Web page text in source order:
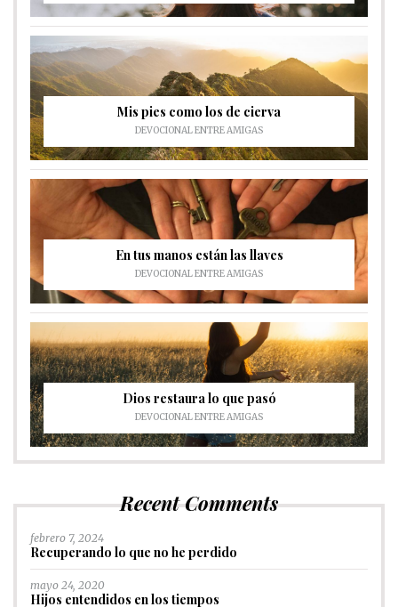
Mis pies como los de cierva
DEVOCIONAL ENTRE AMIGAS
En tus manos están las llaves
DEVOCIONAL ENTRE AMIGAS
Dios restaura lo que pasó
DEVOCIONAL ENTRE AMIGAS
Recent Comments
febrero 7, 2024
Recuperando lo que no he perdido
mayo 24, 2020
Hijos entendidos en los tiempos